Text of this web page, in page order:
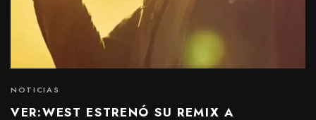
NOTICIAS
VER:WEST ESTRENÓ SU REMIX A